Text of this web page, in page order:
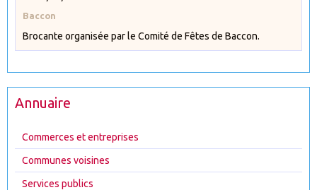
Baccon
Brocante organisée par le Comité de Fêtes de Baccon.
Annuaire
Commerces et entreprises
Communes voisines
Services publics